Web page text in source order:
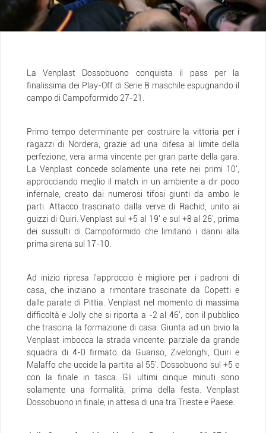
La Venplast Dossobuono conquista il pass per la
finalissima dei Play-Off di Serie B maschile espugnando il
campo di Campoformido 27-21.
Primo tempo determinante per costruire la vittoria per i
ragazzi di Nordera, grazie ad una difesa al limite della
perfezione, vera arma vincente per gran parte della gara.
La Venplast concede solamente una rete nei primi 10',
approcciando meglio il match in un ambiente a dir poco
infernale, creato dai numerosi tifosi giunti da ambo le
parti. Attacco trascinato dalla verve di Rachid, unito ai
guizzi di Quiri. Venplast sul +5 al 19' e sul +8 al 26', prima
dei sussulti di Campoformido che limitano i danni alla
prima sirena sul 17-10.
Ad inizio ripresa l'approccio è migliore per i padroni di
casa, che iniziano a rimontare trascinate da Copetti e
dalle parate di Pittia. Venplast nel momento di massima
difficoltà e Jolly che si riporta a -2 al 46', con il pubblico
che trascina la formazione di casa. Giunta ad un bivio la
Venplast imbocca la strada vincente: parziale da grande
squadra di 4-0 firmato da Guariso, Zivelonghi, Quiri e
Malaffo che uccide la partita al 55'. Dossobuono sul +5 e
con la finale in tasca. Gli ultimi cinque minuti sono
solamente una formalità, prima della festa. Venplast
Dossobuono in finale, in attesa di una tra Trieste e Paese.